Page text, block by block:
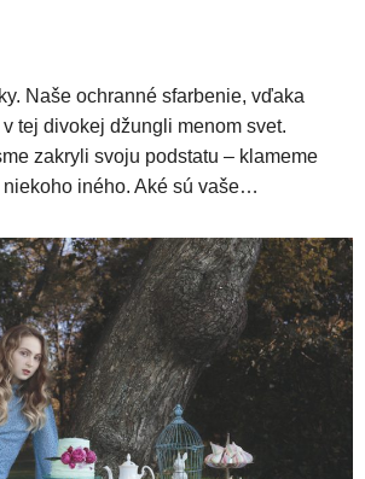
Naše ochranné sfarbenie, vďaka
tej divokej džungli menom svet.
zakryli svoju podstatu – klameme
niekoho iného. Aké sú vaše…